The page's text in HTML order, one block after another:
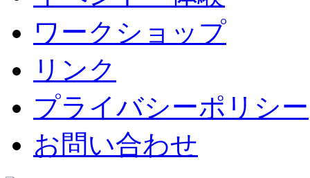
ワークショップ
リンク
プライバシーポリシー
お問い合わせ